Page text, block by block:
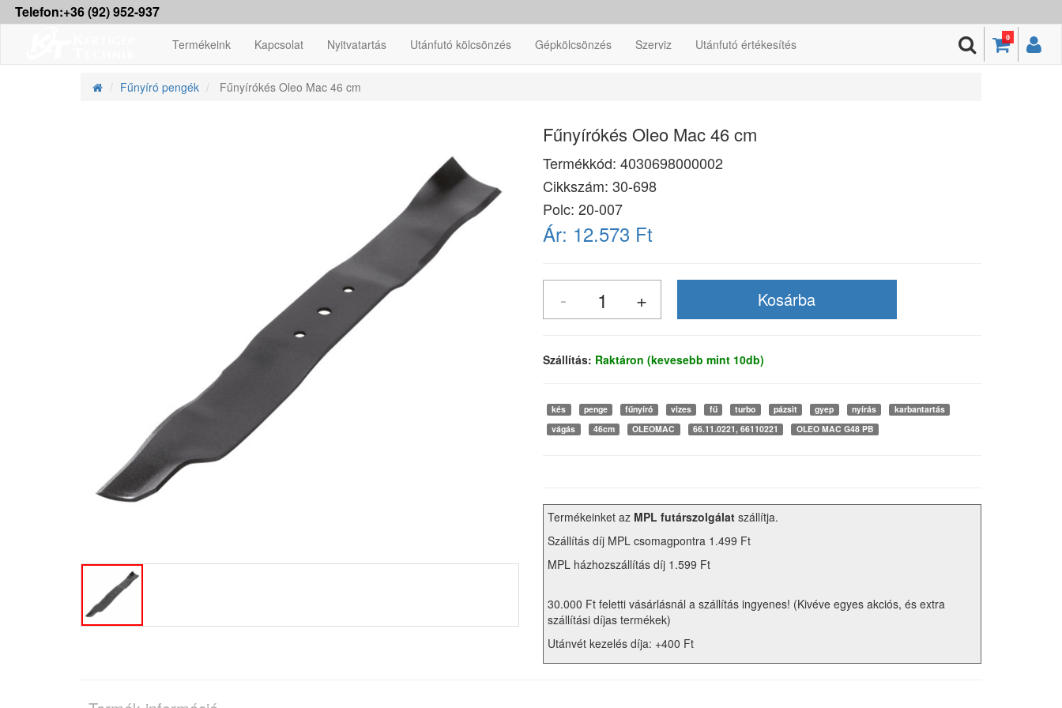
Telefon:+36 (92) 952-937
0
Termékeink Kapcsolat Nyitvatartás Utánfutó kölcsönzés Gépkölcsönzés Szerviz Utánfutó értékesítés
Fűnyíró pengék Fűnyírókés Oleo Mac 46 cm
Fűnyírókés Oleo Mac 46 cm
Termékkód: 4030698000002
Cikkszám: 30-698
Polc: 20-007
Ár: 12.573 Ft
Szállítás: Raktáron (kevesebb mint 10db)
kés penge fűnyíró vizes fű turbo pázsit gyep nyírás
karbantartás
vágás
46cm OLEOMAC 66.11.0221, 66110221 OLEO MAC G48 PB
Termékeinket az MPL futárszolgálat szállítja.
Szállítás díj MPL csomagpontra 1.499 Ft
MPL házhozszállítás díj 1.599 Ft
30.000 Ft feletti vásárlásnál a szállítás ingyenes! (Kivéve egyes akciós, és extra
szállítási díjas termékek)
Utánvét kezelés díja: +400 Ft